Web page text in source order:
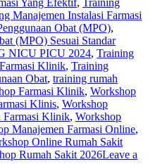
Manajemen Instalasi Farmasi
Obat (MPO),
(MPO) Sesuai Standar
NICU PICU 2024, Training
Klinik, Training
Obat, training rumah
Farmasi Klinik, Workshop
Klinis, Workshop
Farmasi Klinik, Workshop
Manajemen Farmasi Online,
Online Rumah Sakit
Rumah Sakit 2026Leave a